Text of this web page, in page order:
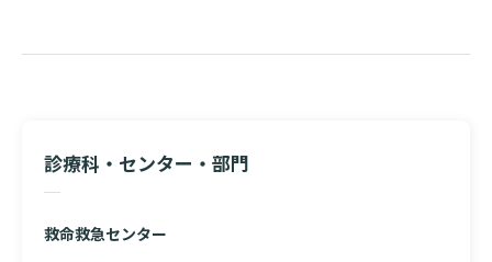
診療科・センター・部門
救命救急センター